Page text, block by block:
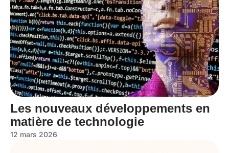
Les nouveaux développements en
matière de technologie
12 mars 2026